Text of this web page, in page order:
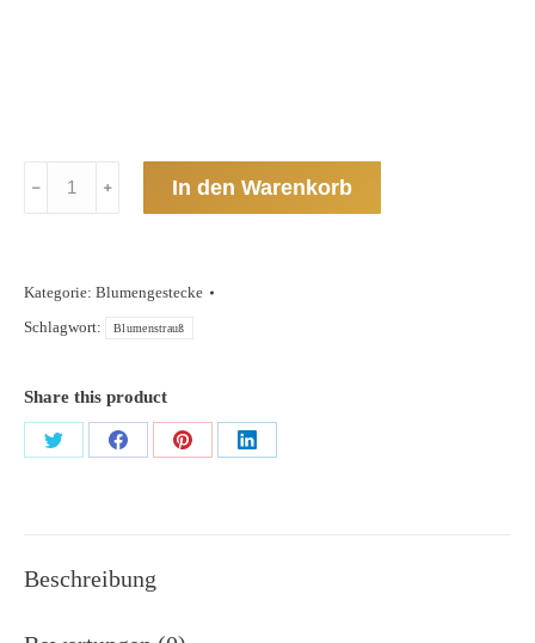
Pflanzen
aus
Region
In den Warenkorb
Kategorie: Blumengestecke
Schlagwort:
Blumenstrauß
Share this product
Teilen
Teilen
Teilen
Teilen
Beschreibung